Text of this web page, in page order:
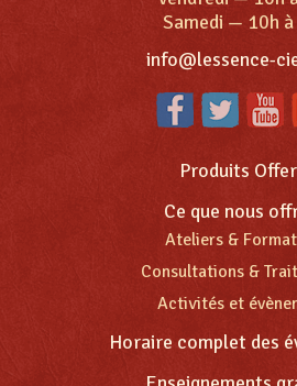
Samedi — 10h
info@lessence-
Produits
Ce que nous
Ateliers &
Consultations &
Activités et
Horaire complet des